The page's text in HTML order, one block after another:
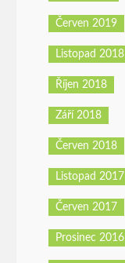
Červen 2019
Listopad 2018
Říjen 2018
Září 2018
Červen 2018
Listopad 2017
Červen 2017
Prosinec 2016